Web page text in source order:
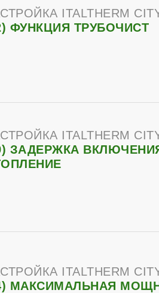
ITALTHERM
ФУНКЦИЯ ТРУБОЧИСТ
ITALTHERM
ЗАДЕРЖКА
ITALTHERM
МАКСИМАЛЬНАЯ